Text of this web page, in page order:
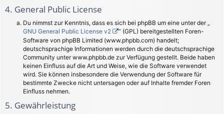
4. General Public License
Du nimmst zur Kenntnis, dass es sich bei phpBB um eine unter der „
GNU General Public License v2
“ (GPL) bereitgestellten Foren-
Software von phpBB Limited (www.phpbb.com) handelt;
deutschsprachige Informationen werden durch die deutschsprachige
Community unter www.phpbb.de zur Verfügung gestellt. Beide haben
keinen Einfluss auf die Art und Weise, wie die Software verwendet
wird. Sie können insbesondere die Verwendung der Software für
bestimmte Zwecke nicht untersagen oder auf Inhalte fremder Foren
Einfluss nehmen.
5. Gewährleistung